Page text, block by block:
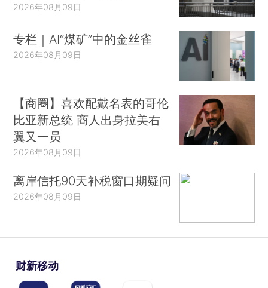
2026年08月09日
专栏｜AI“煤矿”中的金丝雀
2026年08月09日
【商圈】喜欢配戴名表的哥伦
比亚新总统 商人出身拉美右
翼又一员
2026年08月09日
离岸信托90天补税窗口期疑问
2026年08月09日
财新移动